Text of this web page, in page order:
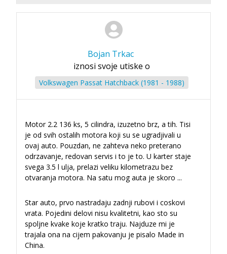
Bojan Trkac
iznosi svoje utiske o
Volkswagen Passat Hatchback (1981 - 1988)
Motor 2.2 136 ks, 5 cilindra, izuzetno brz, a tih. Tisi
je od svih ostalih motora koji su se ugradjivali u
ovaj auto. Pouzdan, ne zahteva neko preterano
odrzavanje, redovan servis i to je to. U karter staje
svega 3.5 l ulja, prelazi veliku kilometrazu bez
otvaranja motora. Na satu mog auta je skoro ...
Star auto, prvo nastradaju zadnji rubovi i coskovi
vrata. Pojedini delovi nisu kvalitetni, kao sto su
spoljne kvake koje kratko traju. Najduze mi je
trajala ona na cijem pakovanju je pisalo Made in
China.